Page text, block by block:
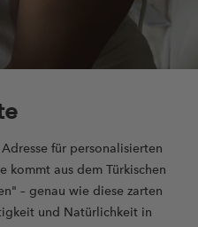
für personalisierten
kommt aus dem Türkischen
– genau wie diese zarten
und Natürlichkeit in